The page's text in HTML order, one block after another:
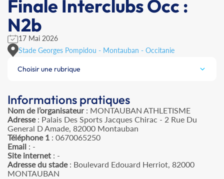
Finale Interclubs Occ :
N2b
17 Mai 2026
Stade Georges Pompidou - Montauban - Occitanie
Choisir une rubrique
Informations pratiques
Nom de l’organisateur: MONTAUBAN ATHLETISME
Adresse: Palais Des Sports Jacques Chirac - 2 Rue Du
General D Amade, 82000 Montauban
Téléphone 1 : 0670065250
Email : -
Site internet : -
Adresse du stade: Boulevard Edouard Herriot, 82000
MONTAUBAN